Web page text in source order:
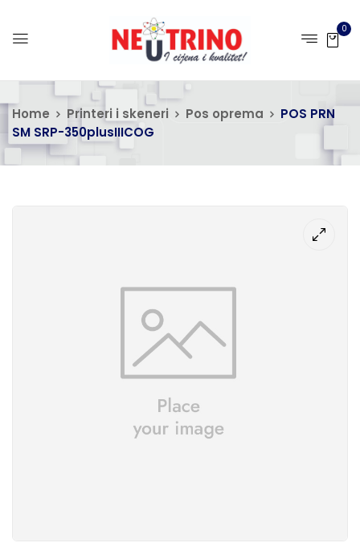
0
Home Printeri i skeneri Pos oprema
POS PRN
SM SRP-350plusIIICOG